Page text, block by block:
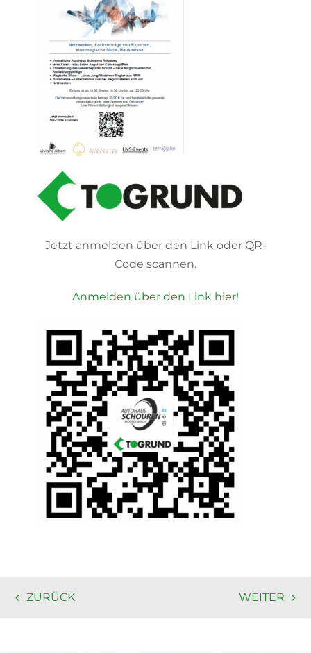
Jetzt anmelden über den Link oder QR-
Code scannen.
Anmelden über den Link hier!
ZURÜCK WEITER